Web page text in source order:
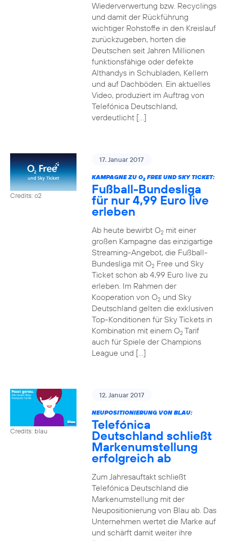
Wiederverwertung bzw. Recyclings
und damit der Rückführung
wichtiger Rohstoffe in den Kreislauf
zurückzugeben, horten die
Deutschen seit Jahren Millionen
funktionsfähige oder defekte
Althandys in Schubladen, Kellern
und auf Dachböden. Ein aktuelles
Video, produziert im Auftrag von
Telefónica Deutschland,
verdeutlicht […]
Credits: o2
17. Januar 2017
KAMPAGNE ZU O2FREE UND SKY TICKET:
Fußball-Bundesliga
für nur 4,99 Euro live
erleben
Ab heute bewirbt O2mit einer
großen Kampagne das einzigartige
Streaming-Angebot, die Fußball-
Bundesliga mit O2Free und Sky
Ticket schon ab 4,99 Euro live zu
erleben. Im Rahmen der
Kooperation von O2und Sky
Deutschland gelten die exklusiven
Top-Konditionen für Sky Tickets in
Kombination mit einem O2Tarif
auch für Spiele der Champions
League und […]
Credits: blau
12. Januar 2017
NEUPOSITIONIERUNG VON BLAU:
Telefónica
Deutschland schließt
Markenumstellung
erfolgreich ab
Zum Jahresauftakt schließt
Telefónica Deutschland die
Markenumstellung mit der
Neupositionierung von Blau ab. Das
Unternehmen wertet die Marke auf
und schärft damit weiter ihre